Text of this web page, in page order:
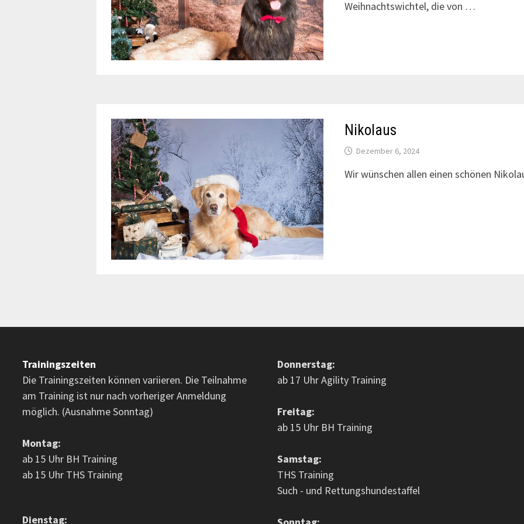
Weihnachtswichtel, die von …
Nikolaus
Dezember 6, 2024
Wir wünschen allen einen schönen
Trainingszeiten
Die Trainingszeiten können variieren. Die Teilnahme
am Training ist nur nach vorheriger Anmeldung
möglich. (Ausnahme Sonntag)
Montag:
ab 15 Uhr BH Training
ab 15 Uhr THS Training
Dienstag:
Donnerstag:
ab 17 Uhr Agility Training
Freitag:
ab 15 Uhr BH Training
Samstag:
THS Training
Such - und Rettungshundestaffel